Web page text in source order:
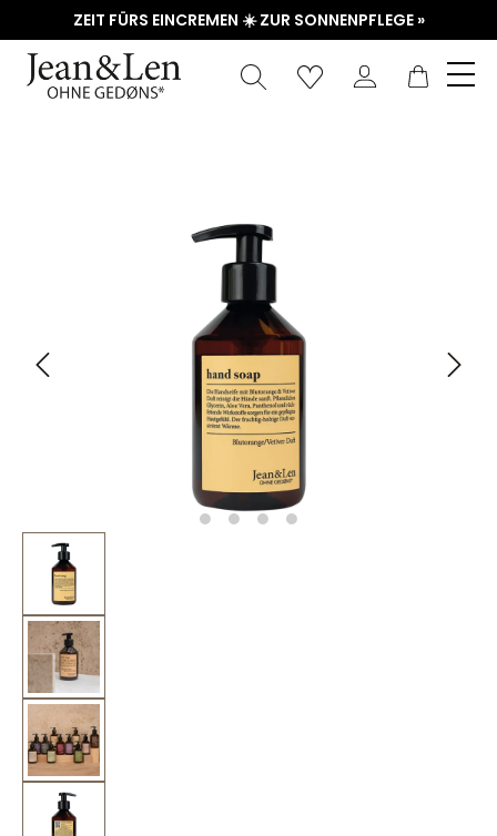
ZEIT FÜRS EINCREMEN ☀️ ZUR SONNENPFLEGE »